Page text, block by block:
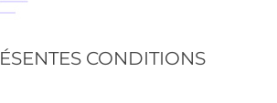
CONDITIONS